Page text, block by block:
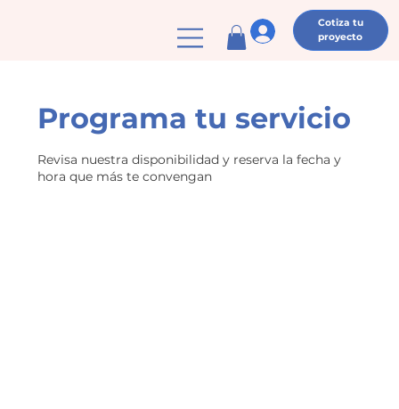
Cotiza tu
proyecto
Programa tu servicio
Revisa nuestra disponibilidad y reserva la fecha y
hora que más te convengan